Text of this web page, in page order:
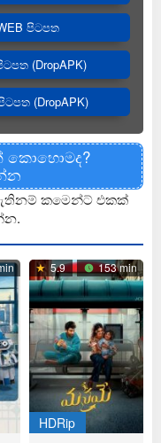
පිටපත
(DropAPK)
(DropAPK)
කොහොමද?
කමෙන්ට් එකක්
5.9 153 min
HDRip